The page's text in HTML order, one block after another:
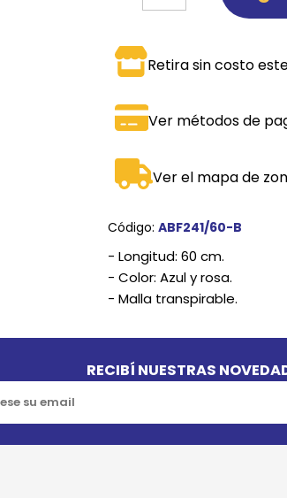
Retira sin costo
Ver métodos de
Ver el mapa de
Código: ABF241/60-B
- Longitud: 60 cm.
- Color: Azul y rosa.
- Malla transpirable.
RECIBÍ NUESTRAS